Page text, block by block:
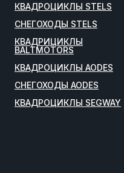
КВАДРОЦИКЛЫ STELS
СНЕГОХОДЫ STELS
КВАДРИЦИКЛЫ
BALTMOTORS
КВАДРОЦИКЛЫ AODES
СНЕГОХОДЫ AODES
КВАДРОЦИКЛЫ SEGWAY